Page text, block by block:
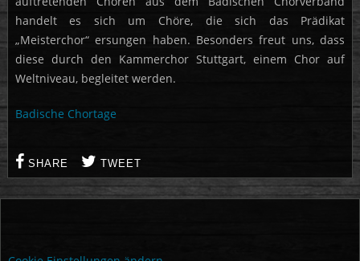
handelt es sich um Chöre, die sich das Prädikat
„Meisterchor“ ersungen haben. Besonders freut uns, dass
diese durch den Kammerchor Stuttgart, einem Chor auf
Weltniveau, begleitet werden.
Badische Chortage
SHARE TWEET